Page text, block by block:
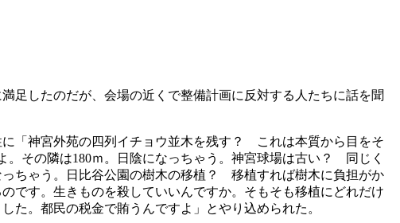
足したのだが、会場の近くで整備計画に反対する人たちに話を聞
「神宮外苑の四列イチョウ並木を残す？ これは本質から目をそ
。その隣は180ｍ。日陰になっちゃう。神宮球場は古い？ 同じく
ちゃう。日比谷公園の樹木の移植？ 移植すれば樹木に負担がか
です。生きものを殺していいんですか。そもそも移植にどれだけ
た。都民の税金で賄うんですよ」とやり込められた。